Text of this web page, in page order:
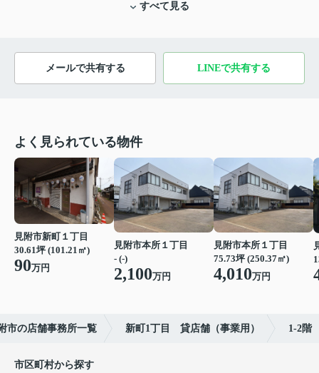
すべて見る
メールで共有する LINEで共有する
よく見られている物件
見附市新町１丁目
30.61坪 (101.21㎡)
90万円
見附市本所１丁目
- (-)
2,100万円
見附市本所１丁目
75.73坪 (250.37㎡)
4,010万円
市の店舗事務所一覧 新町1丁目 貸店舗（事業用） 1-2階
市区町村から探す